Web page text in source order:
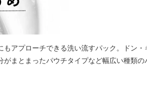
アプローチできる洗い流すパック。ドン・
まとまったパウチタイプなど幅広い種類の